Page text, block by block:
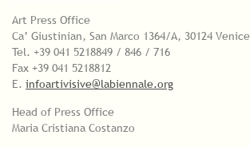
Art Press Office
Ca’ Giustinian, San Marco 1364/A, 30124 Venice
Tel. +39 041 5218849 / 846 / 716
Fax +39 041 5218812
E. infoartivisive@labiennale.org
Head of Press Office
Maria Cristiana Costanzo